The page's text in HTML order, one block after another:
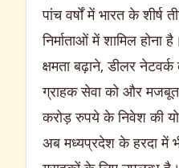
पांच वर्षों में भारत के
निर्माताओं में शामिल
क्षमता बढ़ाने, डीलर
ग्राहक सेवा को और
करोड़ रुपये के निवेश की
अब मध्यप्रदेश के हरदा में